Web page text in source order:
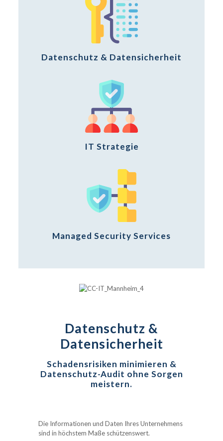
Datenschutz & Datensicherheit
IT Strategie
Managed Security Services
Datenschutz &
Datensicherheit
Schadensrisiken minimieren &
Datenschutz-Audit ohne Sorgen
meistern.
Die Informationen und Daten Ihres Unternehmens
sind in höchstem Maße schützenswert.